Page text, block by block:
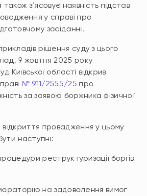
з’ясовує наявність підстав
у справі про
засіданні.
рішення суду з цього
9 жовтня 2025 року
Київської області відкрив
№ 911/2555/25 про
за заявою боржника фізичної
відкриття провадження у цьому
наступні:
реструктуризації боргів
на задоволення вимог